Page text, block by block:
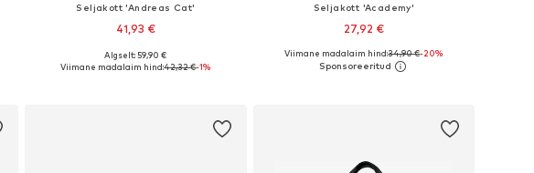
Seljakott 'Andreas Cat'
41,93 €
Saadaolevad suurused: One Size
Algselt: 59,90 €
Viimane madalaim hind:42,32 €-1%
Seljakott 'Academy'
27,92 €
Saadaolevad suurused: One Size
Viimane madalaim hind:34,90 €-20%